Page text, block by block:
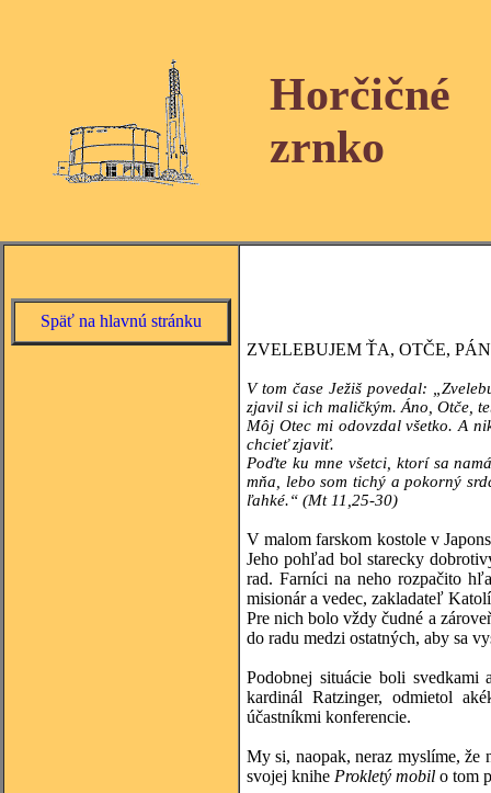
Horčičné
zrnko
Späť na hlavnú stránku
ZVELEBUJEM ŤA, OTČE,
V tom čase Ježiš povedal:
zjavil si ich maličkým. Áno, Otče,
Môj Otec mi odovzdal všetko. A
chcieť zjaviť.
Poďte ku mne všetci, ktorí sa
mňa, lebo som tichý a pokorný
ľahké.“ (Mt 11,25-30)
V malom farskom kostole v
Jeho pohľad bol starecky
rad. Farníci na neho rozpačito
misionár a vedec, zakladateľ
Pre nich bolo vždy čudné a
do radu medzi ostatných, aby sa
Podobnej situácie boli
kardinál Ratzinger, odmietol
účastníkmi konferencie.
My si, naopak, neraz myslíme, že
svojej knihe Prokletý mobil o tom